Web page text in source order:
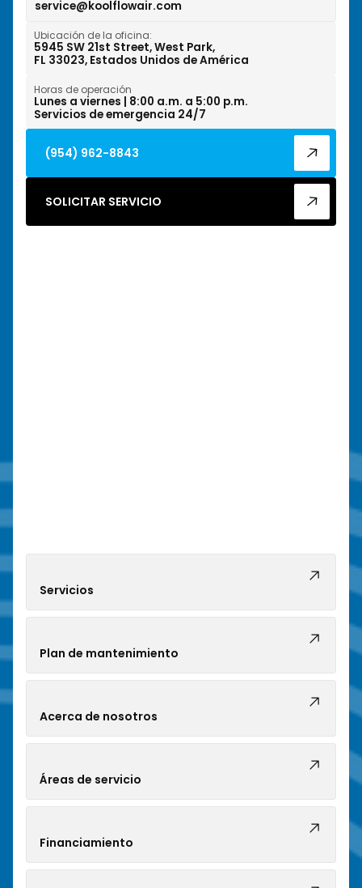
West Park, FL
Wilton Manors, FL
service@koolflowair.com
Ubicación de la oficina:
5945 SW 21st Street, West Park,
FL 33023, Estados Unidos de América
Horas de operación
Lunes a viernes | 8:00 a.m. a 5:00 p.m.
Servicios de emergencia 24/7
(954) 962-8843
SOLICITAR SERVICIO
Servicios
Plan de mantenimiento
Acerca de nosotros
Áreas de servicio
Financiamiento